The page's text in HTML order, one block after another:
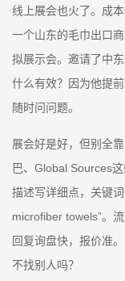
线上展会也火了。成
一个山东的毛巾出口
拟展示会。邀请了中
什么有效？因为他提
随时问问题。
展会好是好，但别全
巴、Global Sources
描述写详细点，关键
microfiber towels”。
回复询盘快，报价准
不找别人吗？